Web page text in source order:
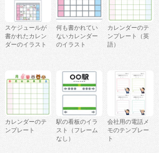
スケジュールが
書かれたカレン
ダーのイラスト
何も書かれてい
ないカレンダー
のイラスト
カレンダーのテ
ンプレート（英
語）
カレンダーのテ
ンプレート
駅の看板のイラ
スト（フレーム
なし）
会社用の電話メ
モのテンプレー
ト